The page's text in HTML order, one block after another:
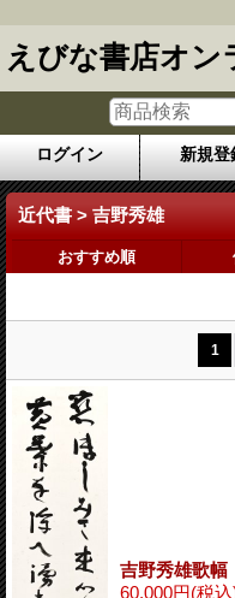
えびな書店オ
ログイン 新規登
近代書 > 吉野秀雄
おすすめ順
1
吉野秀雄歌幅
60,000円(税込